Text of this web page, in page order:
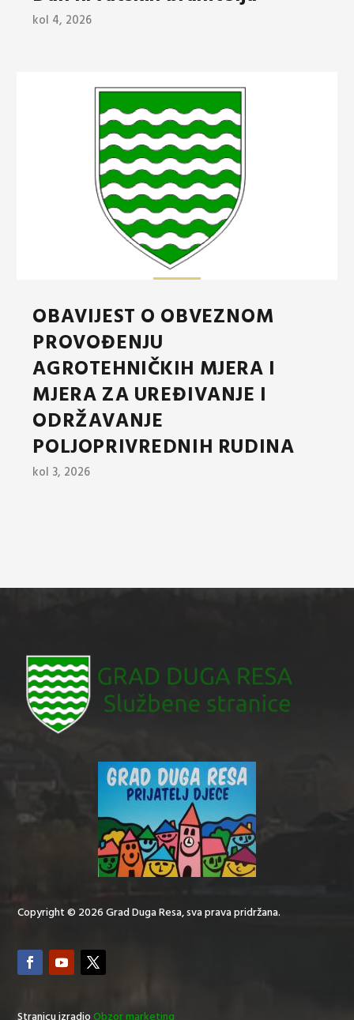
kol 4, 2026
OBAVIJEST O OBVEZNOM
PROVOĐENJU
AGROTEHNIČKIH MJERA I
MJERA ZA UREĐIVANJE I
ODRŽAVANJE
POLJOPRIVREDNIH RUDINA
kol 3, 2026
Copyright © 2026 Grad Duga Resa, sva prava pridržana.